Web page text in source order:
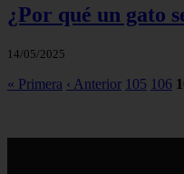
¿Por qué un gato
14/05/2025
« Primera ‹ Anterior 105 106